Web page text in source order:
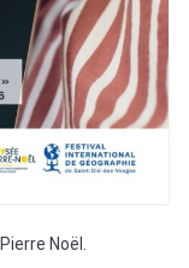
Noël.